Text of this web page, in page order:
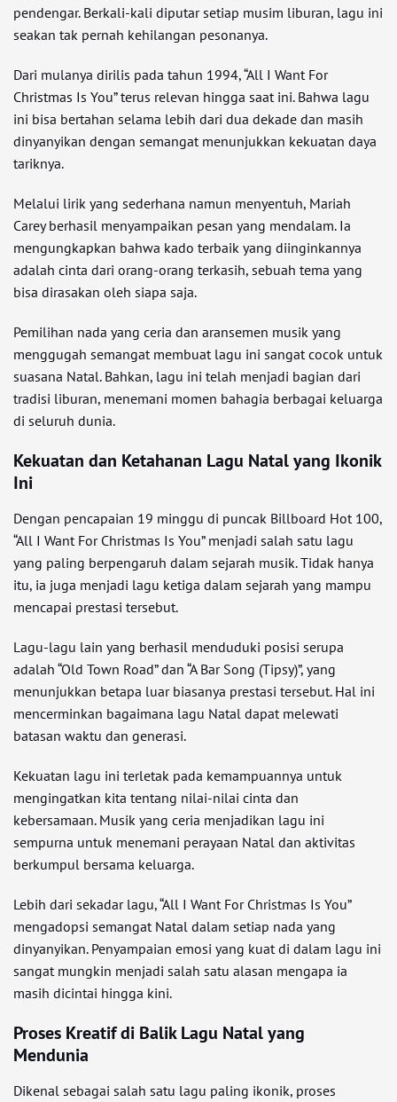
pendengar. Berkali-kali diputar setiap musim liburan, lagu ini
seakan tak pernah kehilangan pesonanya.
Dari mulanya dirilis pada tahun 1994, “All I Want For
Christmas Is You” terus relevan hingga saat ini. Bahwa lagu
ini bisa bertahan selama lebih dari dua dekade dan masih
dinyanyikan dengan semangat menunjukkan kekuatan daya
tariknya.
Melalui lirik yang sederhana namun menyentuh, Mariah
Carey berhasil menyampaikan pesan yang mendalam. Ia
mengungkapkan bahwa kado terbaik yang diinginkannya
adalah cinta dari orang-orang terkasih, sebuah tema yang
bisa dirasakan oleh siapa saja.
Pemilihan nada yang ceria dan aransemen musik yang
menggugah semangat membuat lagu ini sangat cocok untuk
suasana Natal. Bahkan, lagu ini telah menjadi bagian dari
tradisi liburan, menemani momen bahagia berbagai keluarga
di seluruh dunia.
Kekuatan dan Ketahanan Lagu Natal yang Ikonik
Ini
Dengan pencapaian 19 minggu di puncak Billboard Hot 100,
“All I Want For Christmas Is You” menjadi salah satu lagu
yang paling berpengaruh dalam sejarah musik. Tidak hanya
itu, ia juga menjadi lagu ketiga dalam sejarah yang mampu
mencapai prestasi tersebut.
Lagu-lagu lain yang berhasil menduduki posisi serupa
adalah “Old Town Road” dan “A Bar Song (Tipsy)”, yang
menunjukkan betapa luar biasanya prestasi tersebut. Hal ini
mencerminkan bagaimana lagu Natal dapat melewati
batasan waktu dan generasi.
Kekuatan lagu ini terletak pada kemampuannya untuk
mengingatkan kita tentang nilai-nilai cinta dan
kebersamaan. Musik yang ceria menjadikan lagu ini
sempurna untuk menemani perayaan Natal dan aktivitas
berkumpul bersama keluarga.
Lebih dari sekadar lagu, “All I Want For Christmas Is You”
mengadopsi semangat Natal dalam setiap nada yang
dinyanyikan. Penyampaian emosi yang kuat di dalam lagu ini
sangat mungkin menjadi salah satu alasan mengapa ia
masih dicintai hingga kini.
Proses Kreatif di Balik Lagu Natal yang
Mendunia
Dikenal sebagai salah satu lagu paling ikonik, proses